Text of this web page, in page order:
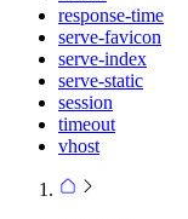
response-time
serve-favicon
serve-index
serve-static
session
timeout
vhost